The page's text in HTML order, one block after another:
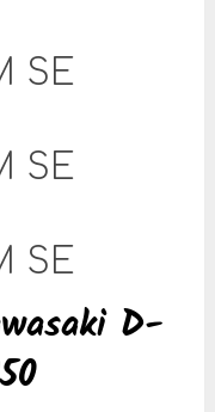
SE
SE
SE
D-